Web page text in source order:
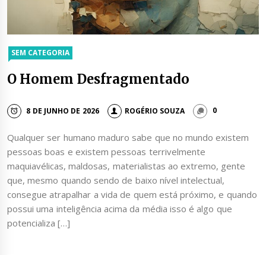
SEM CATEGORIA
O Homem Desfragmentado
8 DE JUNHO DE 2026 ROGÉRIO SOUZA 0
Qualquer ser humano maduro sabe que no mundo existem
pessoas boas e existem pessoas terrivelmente
maquiavélicas, maldosas, materialistas ao extremo, gente
que, mesmo quando sendo de baixo nível intelectual,
consegue atrapalhar a vida de quem está próximo, e quando
possui uma inteligência acima da média isso é algo que
potencializa […]